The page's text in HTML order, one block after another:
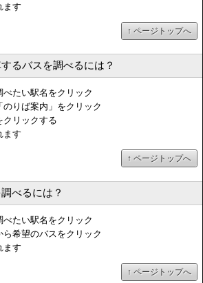
ます
↑ ページトップへ
るバスを調べるには？
べたい駅名をクリック
のりば案内」をクリック
クリックする
ます
↑ ページトップへ
べるには？
べたい駅名をクリック
希望のバスをクリック
ます
↑ ページトップへ